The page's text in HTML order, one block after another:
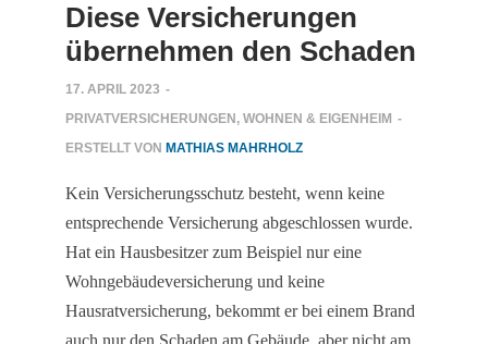
Diese Versicherungen
übernehmen den Schaden
17. APRIL 2023 -
PRIVATVERSICHERUNGEN , WOHNEN & EIGENHEIM -
ERSTELLT VON MATHIAS MAHRHOLZ
Kein Versicherungsschutz besteht, wenn keine
entsprechende Versicherung abgeschlossen wurde.
Hat ein Hausbesitzer zum Beispiel nur eine
Wohngebäudeversicherung und keine
Hausratversicherung, bekommt er bei einem Brand
auch nur den Schaden am Gebäude, aber nicht am